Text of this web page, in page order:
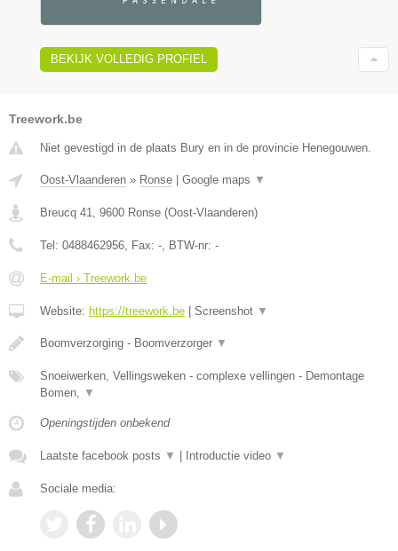
BEKIJK VOLLEDIG PROFIEL
Treework.be
Niet gevestigd in de plaats Bury en in de provincie Henegouwen.
Oost-Vlaanderen » Ronse Google maps ▼
Breucq 41 9600 Ronse (Oost-Vlaanderen)
Tel: 0488462956 , Fax: - , BTW-nr: -
E-mail › Treework.be
Website: https://treework.be Screenshot ▼
Boomverzorging - Boomverzorger ▼
Snoeiwerken, Vellingsweken - complexe vellingen - Demontage
Bomen,
▼
Openingstijden onbekend
Laatste facebook posts ▼ Introductie video ▼
Sociale media: